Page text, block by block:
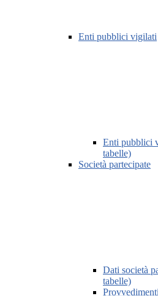
Enti pubblici vigilati
Enti pubblici
tabelle)
Società partecipate
Dati società
tabelle)
Provvedimenti